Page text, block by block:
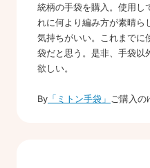
統柄の手袋を購入。使用し
れに何より編み方が素晴ら
気持ちがいい。これまでに
袋だと思う。是非、手袋以
欲しい。
By 「ミトン手袋」 ご購入